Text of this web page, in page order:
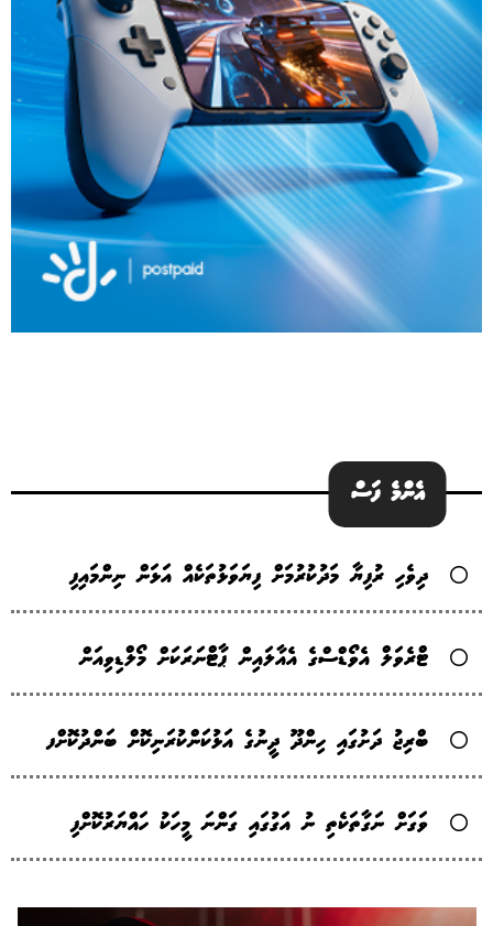
އެންމެ ފަސް
ދިވެހި ރުފިޔާ މަދުކުރުމަށް ފިޔަވަޅުތަކެއް އަޅަން ނިންމައިފި
ޓްރެވަލް އެވޯޑްސްގެ އެއާލައިން ޕާޓްނަރަކަށް މޯލްޑިވިއަން
ބްރިޖު ދަށުގައި ހިންދޫ ދީނުގެ އަޅުކަންކުރަނިކޮށް ބަންދުކޮށްފ
ވަގަށް ނަގާތަކެތި ނު އަގުގައި ގަންނަ މީހަކު ހައްޔަރުކޮށްފި